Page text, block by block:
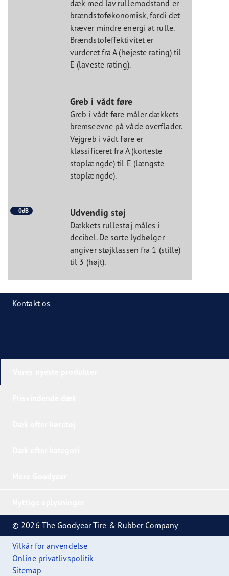
dæk med lav rullemodstand er
brændstoføkonomisk, fordi det
kræver mindre energi at rulle.
Brændstofeffektivitet er
vurderet fra A (højeste rating) til
E (laveste rating).
Greb i vådt føre
Greb i vådt føre måler dækkets
bremseevne på våde overflader.
Vejgreb i vådt føre er
klassificeret fra A (korteste
stoplængde) til E (længste
stoplængde).
0dB Udvendig støj
Dækkets rullestøj måles i
decibel. De sorte lydbølger
angiver støjklassen fra 1 (stille)
til 3 (højt).
Kontakt os
© 2026 The Goodyear Tire & Rubber Company
Vilkår for anvendelse
Online privatlivspolitik
Sitemap